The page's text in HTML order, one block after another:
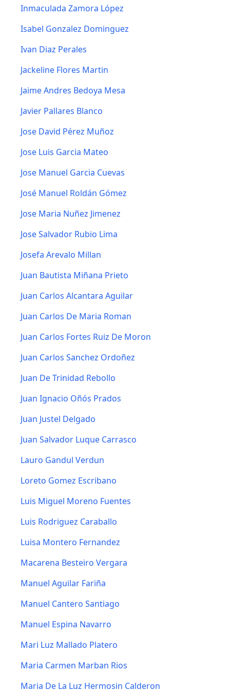
Inmaculada Zamora López
Isabel Gonzalez Dominguez
Ivan Diaz Perales
Jackeline Flores Martin
Jaime Andres Bedoya Mesa
Javier Pallares Blanco
Jose David Pérez Muñoz
Jose Luis Garcia Mateo
Jose Manuel Garcia Cuevas
José Manuel Roldán Gómez
Jose Maria Nuñez Jimenez
Jose Salvador Rubio Lima
Josefa Arevalo Millan
Juan Bautista Miñana Prieto
Juan Carlos Alcantara Aguilar
Juan Carlos De Maria Roman
Juan Carlos Fortes Ruiz De Moron
Juan Carlos Sanchez Ordoñez
Juan De Trinidad Rebollo
Juan Ignacio Oñós Prados
Juan Justel Delgado
Juan Salvador Luque Carrasco
Lauro Gandul Verdun
Loreto Gomez Escribano
Luis Miguel Moreno Fuentes
Luis Rodriguez Caraballo
Luisa Montero Fernandez
Macarena Besteiro Vergara
Manuel Aguilar Fariña
Manuel Cantero Santiago
Manuel Espina Navarro
Mari Luz Mallado Platero
Maria Carmen Marban Rios
Maria De La Luz Hermosin Calderon